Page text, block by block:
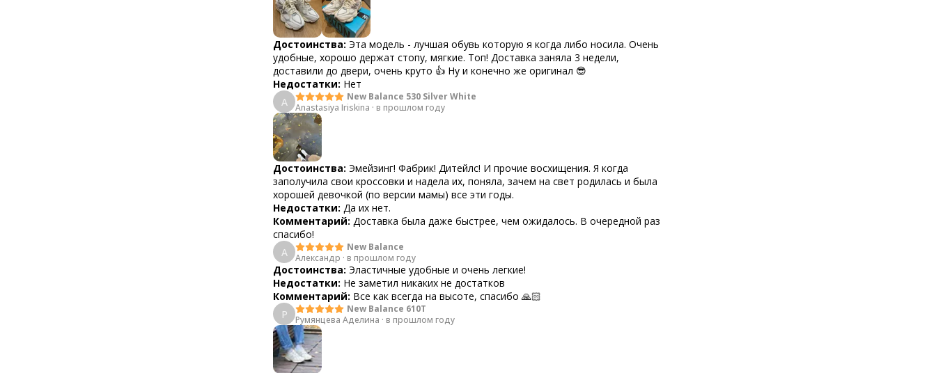
Достоинства: Эта модель - лучшая обувь которую я когда либо носила. Очень
удобные, хорошо держат стопу, мягкие. Топ! Доставка заняла 3 недели,
доставили до двери, очень круто 👍 Ну и конечно же оригинал 😎
Недостатки: Нет
A
New Balance 530 Silver White
Anastasiya Iriskina · в прошлом году
Достоинства: Эмейзинг! Фабрик! Дитейлс! И прочие восхищения. Я когда
заполучила свои кроссовки и надела их, поняла, зачем на свет родилась и была
хорошей девочкой (по версии мамы) все эти годы.
Недостатки: Да их нет.
Комментарий: Доставка была даже быстрее, чем ожидалось. В очередной раз
спасибо!
А
New Balance
Александр · в прошлом году
Достоинства: Эластичные удобные и очень легкие!
Недостатки: Не заметил никаких не достатков
Комментарий: Все как всегда на высоте, спасибо 🙏🏻
Р
New Balance 610T
Румянцева Аделина · в прошлом году